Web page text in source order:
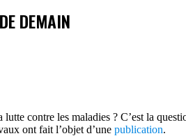
DEMAIN
contre les maladies ? C’est la
ont fait l’objet d’une publication.